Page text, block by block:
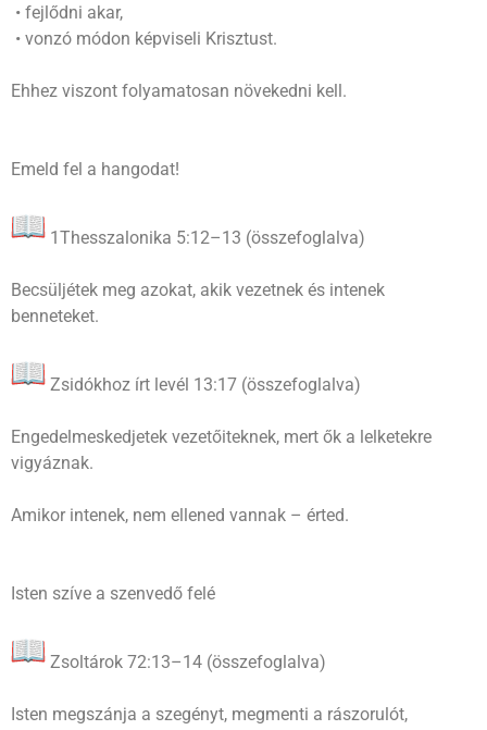
• fejlődni akar,
• vonzó módon képviseli Krisztust.
Ehhez viszont folyamatosan növekedni kell.
Emeld fel a hangodat!
1Thesszalonika 5:12–13 (összefoglalva)
Becsüljétek meg azokat, akik vezetnek és intenek
benneteket.
Zsidókhoz írt levél 13:17 (összefoglalva)
Engedelmeskedjetek vezetőiteknek, mert ők a lelketekre
vigyáznak.
Amikor intenek, nem ellened vannak – érted.
Isten szíve a szenvedő felé
Zsoltárok 72:13–14 (összefoglalva)
Isten megszánja a szegényt, megmenti a rászorulót,